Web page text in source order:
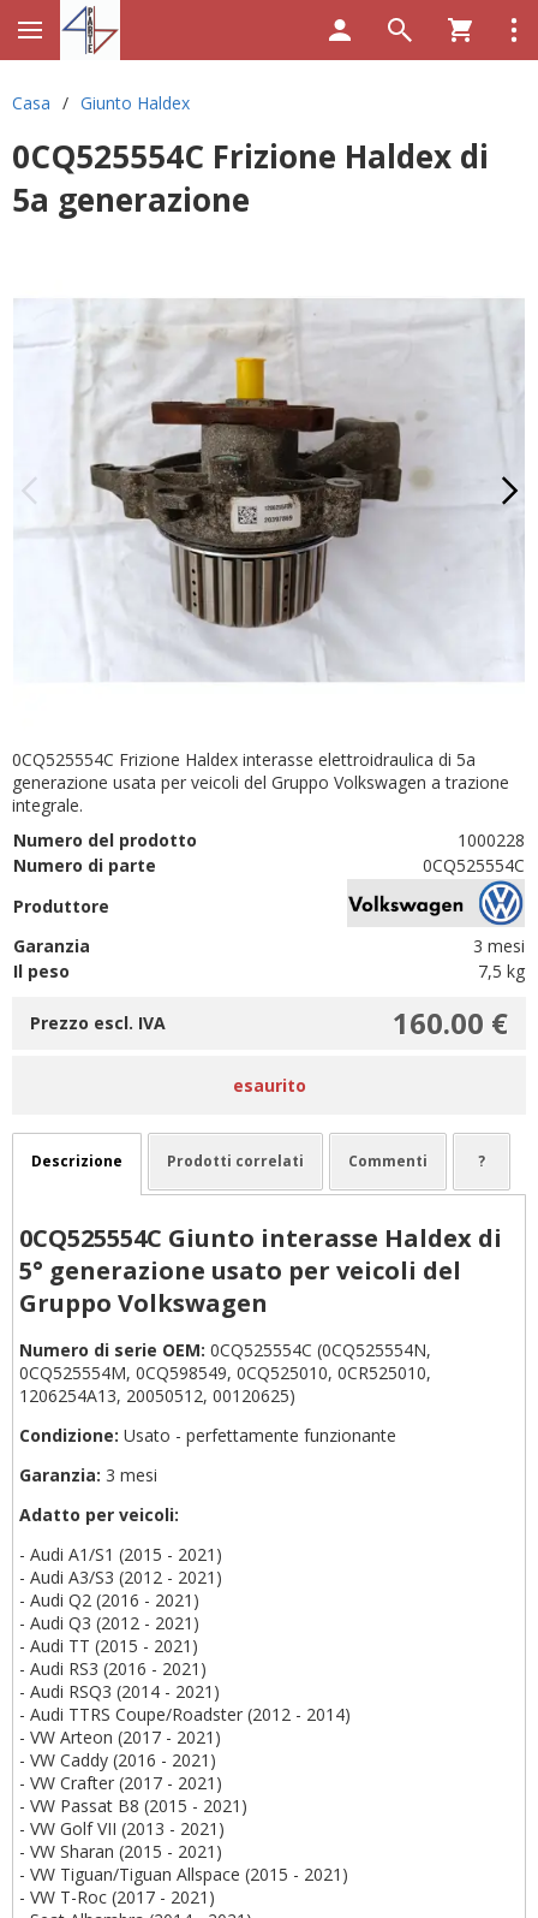
Casa / Giunto Haldex
0CQ525554C Frizione Haldex di
5a generazione
0CQ525554C Frizione Haldex interasse elettroidraulica di 5a
generazione usata per veicoli del Gruppo Volkswagen a trazione
integrale.
Numero del prodotto
1000228
Numero di parte
0CQ525554C
Produttore
Garanzia
3 mesi
Il peso
7,5 kg
160.00 €
Prezzo escl. IVA
esaurito
Descrizione Prodotti correlati Commenti ?
0CQ525554C Giunto interasse Haldex di
5° generazione usato per veicoli del
Gruppo Volkswagen
Numero di serie OEM: 0CQ525554C (0CQ525554N,
0CQ525554M, 0CQ598549, 0CQ525010, 0CR525010,
1206254A13, 20050512, 00120625)
Condizione: Usato - perfettamente funzionante
Garanzia: 3 mesi
Adatto per veicoli:
- Audi A1/S1 (2015 - 2021)
- Audi A3/S3 (2012 - 2021)
- Audi Q2 (2016 - 2021)
- Audi Q3 (2012 - 2021)
- Audi TT (2015 - 2021)
- Audi RS3 (2016 - 2021)
- Audi RSQ3 (2014 - 2021)
- Audi TTRS Coupe/Roadster (2012 - 2014)
- VW Arteon (2017 - 2021)
- VW Caddy (2016 - 2021)
- VW Crafter (2017 - 2021)
- VW Passat B8 (2015 - 2021)
- VW Golf VII (2013 - 2021)
- VW Sharan (2015 - 2021)
- VW Tiguan/Tiguan Allspace (2015 - 2021)
- VW T-Roc (2017 - 2021)